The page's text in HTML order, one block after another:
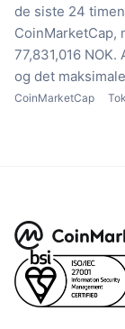
de siste 24
CoinMarketCap,
77,831,016 NOK.
og det
CoinMarketCap